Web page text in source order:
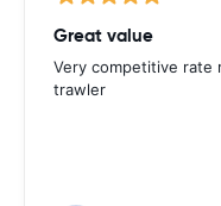
Great value
Very competitive rate
trawler